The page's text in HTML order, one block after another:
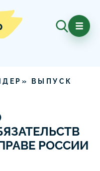
ВЫПУСК
РОССИИ